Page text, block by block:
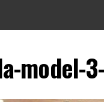
model-